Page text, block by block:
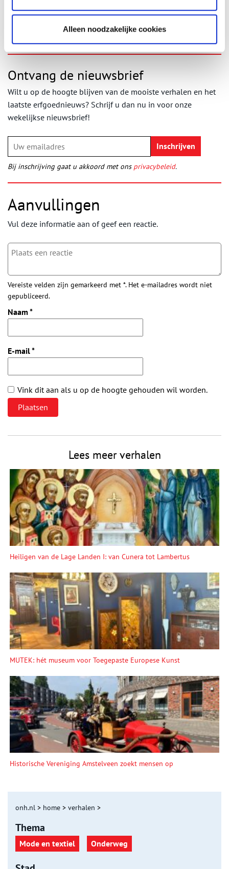
Alleen noodzakelijke cookies
Publicatiedatum: 17/08/2011
Ontvang de nieuwsbrief
Wilt u op de hoogte blijven van de mooiste verhalen en het
laatste erfgoednieuws? Schrijf u dan nu in voor onze
wekelijkse nieuwsbrief!
Bij inschrijving gaat u akkoord met ons privacybeleid.
Aanvullingen
Vul deze informatie aan of geef een reactie.
Vereiste velden zijn gemarkeerd met *. Het e-mailadres wordt niet
gepubliceerd.
Naam *
E-mail*
Vink dit aan als u op de hoogte gehouden wil worden.
Lees meer verhalen
Heiligen van de Lage Landen I: van Cunera tot Lambertus
MUTEK: hét museum voor Toegepaste Europese Kunst
Historische Vereniging Amstelveen zoekt mensen op
onh.nl > home > verhalen >
Thema
Mode en textiel Onderweg